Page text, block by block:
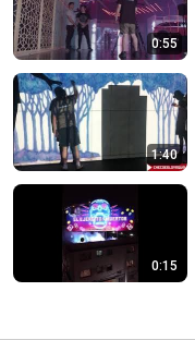
0:55
1:40
0:15